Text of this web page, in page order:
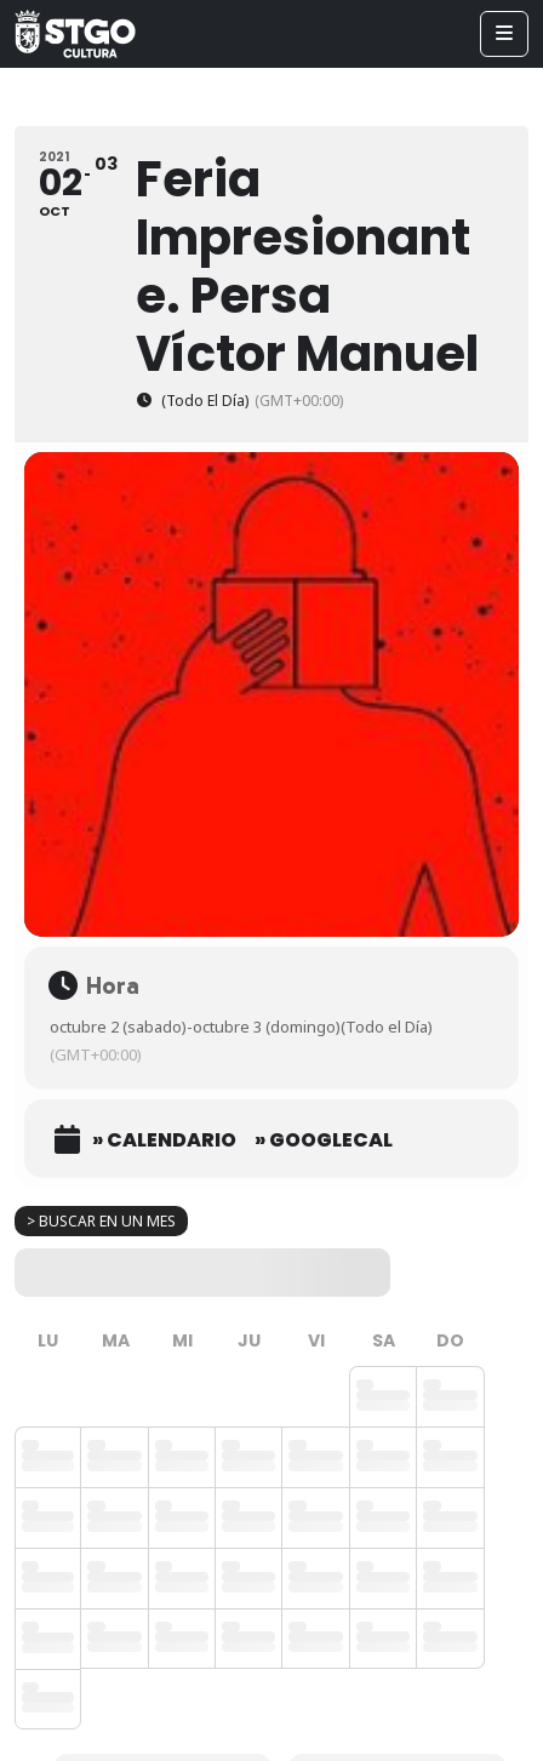
> BUSCAR EN UN MES
LU MA MI JU VI SA DO
2021
02
OCT
03
Feria
Impresionant
e. Persa
Víctor Manuel
(Todo El Día) (GMT+00:00)
Hora
octubre 2 (sabado)-octubre 3 (domingo)(Todo el Día)
(GMT+00:00)
» CALENDARIO » GOOGLECAL